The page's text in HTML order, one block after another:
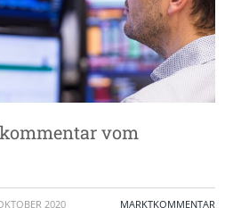
vom
2020 MARKTKOMMENTAR